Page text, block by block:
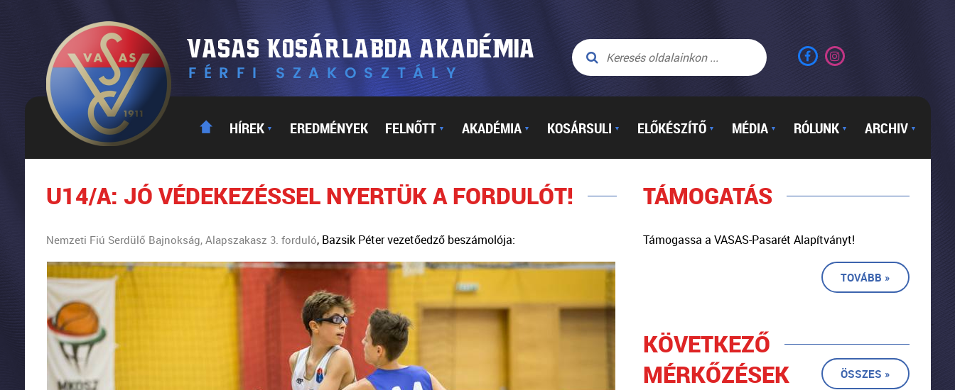
HÍREK ▼ EREDMÉNYEK FELNŐTT ▼ AKADÉMIA ▼ KOSÁRSULI ▼ ELŐKÉSZÍTŐ ▼ MÉDIA ▼ RÓLUNK ▼ ARCHIV ▼
U14/A: JÓ VÉDEKEZÉSSEL NYERTÜK A FORDULÓT!
Nemzeti Fiú Serdülő Bajnokság, Alapszakasz 3. forduló, Bazsik Péter vezetőedző beszámolója:
TÁMOGATÁS
Támogassa a VASAS-Pasarét Alapítványt!
TOVÁBB »
KÖVETKEZŐ
MÉRKŐZÉSEK
ÖSSZES »